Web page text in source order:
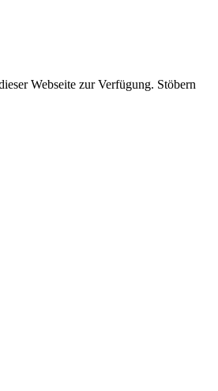
Webseite zur Verfügung. Stöbern